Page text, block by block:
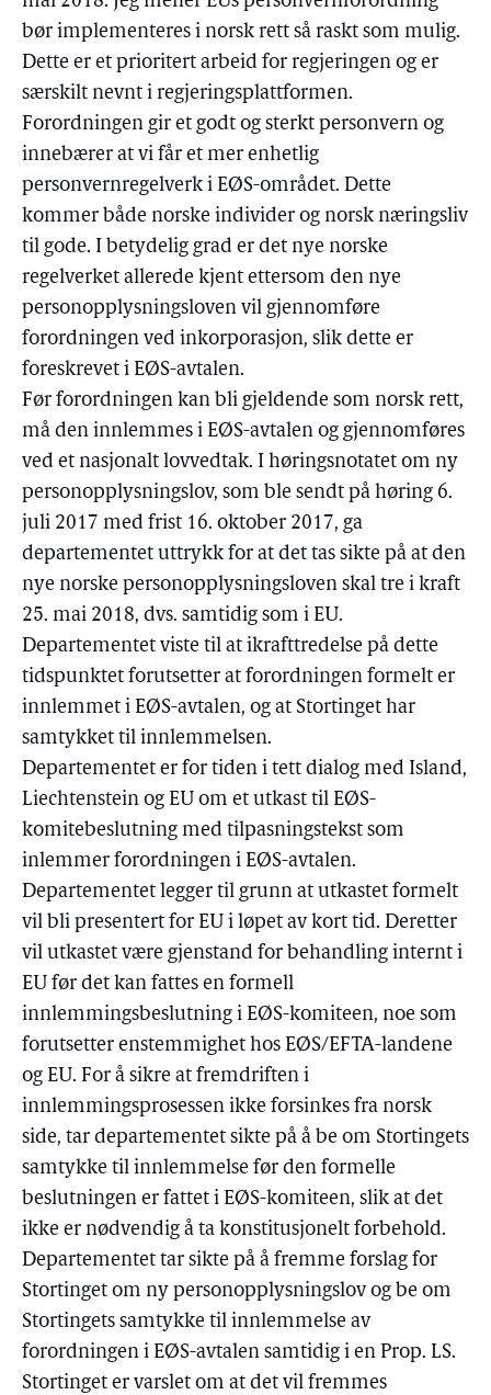
bør implementeres i norsk rett så raskt som mulig.
Dette er et prioritert arbeid for regjeringen og er
særskilt nevnt i regjeringsplattformen.
Forordningen gir et godt og sterkt personvern og
innebærer at vi får et mer enhetlig
personvernregelverk i EØS-området. Dette
kommer både norske individer og norsk næringsliv
til gode. I betydelig grad er det nye norske
regelverket allerede kjent ettersom den nye
personopplysningsloven vil gjennomføre
forordningen ved inkorporasjon, slik dette er
foreskrevet i EØS-avtalen.
Før forordningen kan bli gjeldende som norsk rett,
må den innlemmes i EØS-avtalen og gjennomføres
ved et nasjonalt lovvedtak. I høringsnotatet om ny
personopplysningslov, som ble sendt på høring 6.
juli 2017 med frist 16. oktober 2017, ga
departementet uttrykk for at det tas sikte på at den
nye norske personopplysningsloven skal tre i kraft
25. mai 2018, dvs. samtidig som i EU.
Departementet viste til at ikrafttredelse på dette
tidspunktet forutsetter at forordningen formelt er
innlemmet i EØS-avtalen, og at Stortinget har
samtykket til innlemmelsen.
Departementet er for tiden i tett dialog med Island,
Liechtenstein og EU om et utkast til EØS-
komitebeslutning med tilpasningstekst som
inlemmer forordningen i EØS-avtalen.
Departementet legger til grunn at utkastet formelt
vil bli presentert for EU i løpet av kort tid. Deretter
vil utkastet være gjenstand for behandling internt i
EU før det kan fattes en formell
innlemmingsbeslutning i EØS-komiteen, noe som
forutsetter enstemmighet hos EØS/EFTA-landene
og EU. For å sikre at fremdriften i
innlemmingsprosessen ikke forsinkes fra norsk
side, tar departementet sikte på å be om Stortingets
samtykke til innlemmelse før den formelle
beslutningen er fattet i EØS-komiteen, slik at det
ikke er nødvendig å ta konstitusjonelt forbehold.
Departementet tar sikte på å fremme forslag for
Stortinget om ny personopplysningslov og be om
Stortingets samtykke til innlemmelse av
forordningen i EØS-avtalen samtidig i en Prop. LS.
Stortinget er varslet om at det vil fremmes